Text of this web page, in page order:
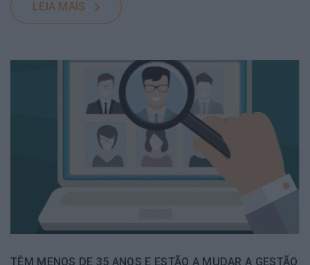
LEIA MAIS
TÊM MENOS DE 35 ANOS E ESTÃO A MUDAR A GESTÃO